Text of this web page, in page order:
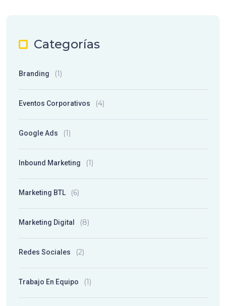
Categorías
Branding (1)
Eventos Corporativos (4)
Google Ads (1)
Inbound Marketing (1)
Marketing BTL (6)
Marketing Digital (8)
Redes Sociales (2)
Trabajo En Equipo (1)